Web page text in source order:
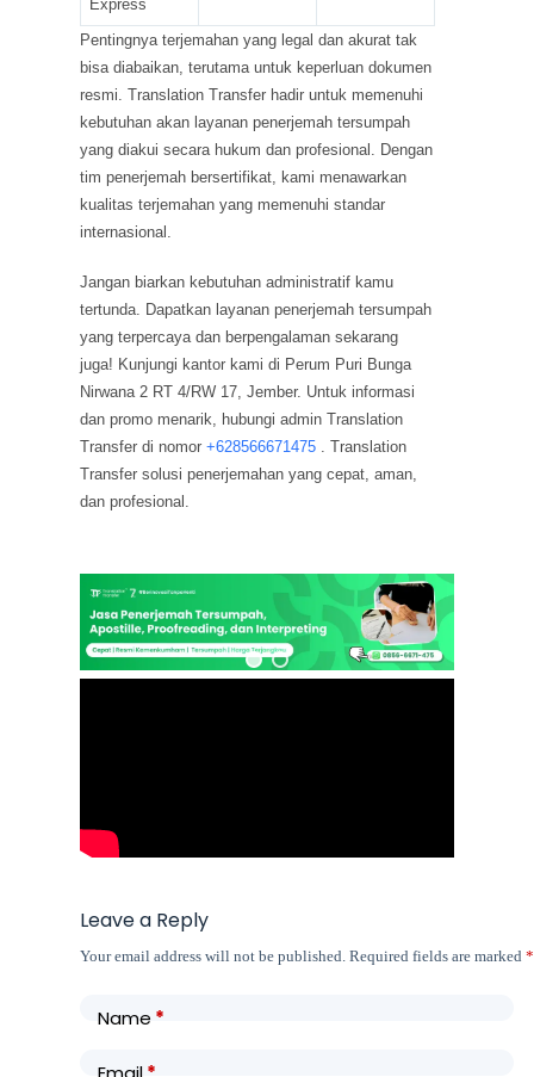
Express
Pentingnya terjemahan yang legal dan akurat tak
bisa diabaikan, terutama untuk keperluan dokumen
resmi. Translation Transfer hadir untuk memenuhi
kebutuhan akan layanan penerjemah tersumpah
yang diakui secara hukum dan profesional. Dengan
tim penerjemah bersertifikat, kami menawarkan
kualitas terjemahan yang memenuhi standar
internasional.
Jangan biarkan kebutuhan administratif kamu
tertunda. Dapatkan layanan penerjemah tersumpah
yang terpercaya dan berpengalaman sekarang
juga! Kunjungi kantor kami di Perum Puri Bunga
Nirwana 2 RT 4/RW 17, Jember. Untuk informasi
dan promo menarik, hubungi admin Translation
Transfer di nomor+628566671475 . Translation
Transfer solusi penerjemahan yang cepat, aman,
dan profesional.
Leave a Reply
Your email address will not be published. Required fields are marked*
Name*